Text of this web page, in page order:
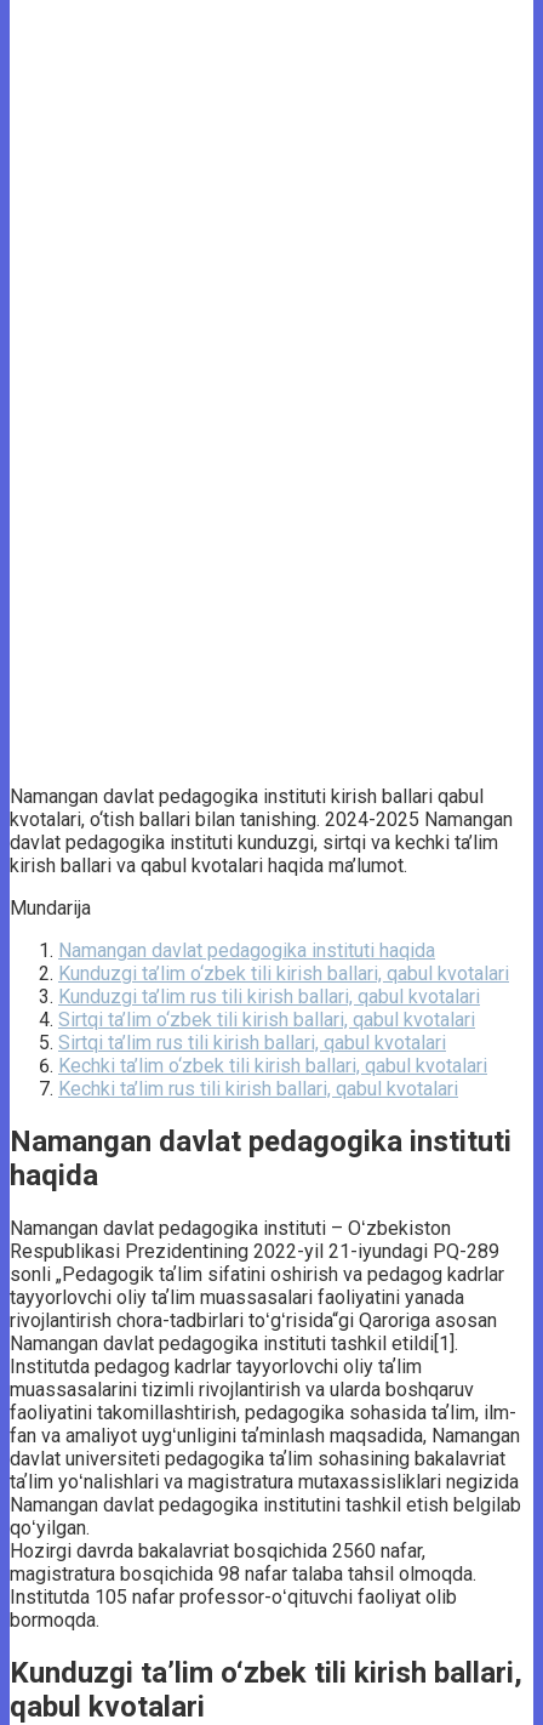
Namangan davlat pedagogika instituti kirish ballari qabul
kvotalari, o‘tish ballari bilan tanishing. 2024-2025 Namangan
davlat pedagogika instituti kunduzgi, sirtqi va kechki ta’lim
kirish ballari va qabul kvotalari haqida ma’lumot.
Mundarija
Namangan davlat pedagogika instituti haqida
Kunduzgi ta’lim o‘zbek tili kirish ballari, qabul kvotalari
Kunduzgi ta’lim rus tili kirish ballari, qabul kvotalari
Sirtqi ta’lim o‘zbek tili kirish ballari, qabul kvotalari
Sirtqi ta’lim rus tili kirish ballari, qabul kvotalari
Kechki ta’lim o‘zbek tili kirish ballari, qabul kvotalari
Kechki ta’lim rus tili kirish ballari, qabul kvotalari
Namangan davlat pedagogika instituti
haqida
Namangan davlat pedagogika instituti – Oʻzbekiston
Respublikasi Prezidentining 2022-yil 21-iyundagi PQ-289
sonli „Pedagogik taʼlim sifatini oshirish va pedagog kadrlar
tayyorlovchi oliy taʼlim muassasalari faoliyatini yanada
rivojlantirish chora-tadbirlari toʻgʻrisida“gi Qaroriga asosan
Namangan davlat pedagogika instituti tashkil etildi[1].
Institutda pedagog kadrlar tayyorlovchi oliy taʼlim
muassasalarini tizimli rivojlantirish va ularda boshqaruv
faoliyatini takomillashtirish, pedagogika sohasida taʼlim, ilm-
fan va amaliyot uygʻunligini taʼminlash maqsadida, Namangan
davlat universiteti pedagogika taʼlim sohasining bakalavriat
taʼlim yoʻnalishlari va magistratura mutaxassisliklari negizida
Namangan davlat pedagogika institutini tashkil etish belgilab
qoʻyilgan.
Hozirgi davrda bakalavriat bosqichida 2560 nafar,
magistratura bosqichida 98 nafar talaba tahsil olmoqda.
Institutda 105 nafar professor-oʻqituvchi faoliyat olib
bormoqda.
Kunduzgi ta’lim o‘zbek tili kirish ballari,
qabul kvotalari